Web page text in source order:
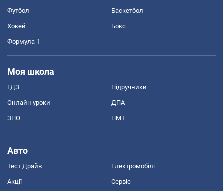
Футбол Баскетбол
Хокей Бокс
Формула-1
Моя школа
ГДЗ Підручники
Онлайн уроки ДПА
ЗНО НМТ
Авто
Тест Драйв Електромобілі
Акції Сервіс